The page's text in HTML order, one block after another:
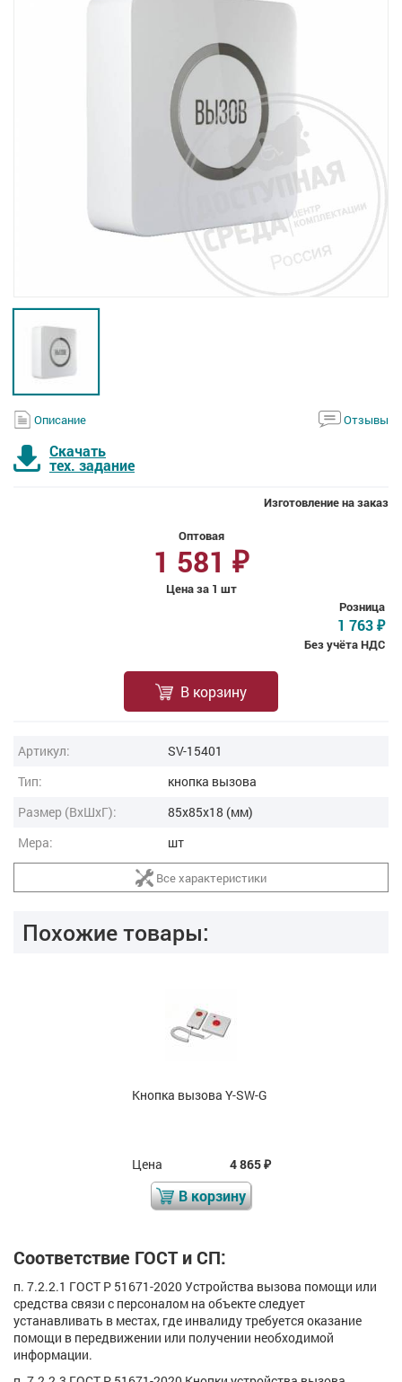
Описание Отзывы
Скачать
тех. задание
Изготовление на заказ
Оптовая
1 581 ₽
Цена за 1 шт
Розница
1 763 ₽
Без учёта НДС
В корзину
Артикул:
SV-15401
Тип:
кнопка вызова
Размер (ВxШxГ):
85x85x18 (мм)
Мера:
шт
Все характеристики
Похожие товары:
Кнопка вызова Y-SW-G
Цена 4 865₽
В корзину
Соответствие ГОСТ и СП:
п. 7.2.2.1 ГОСТ Р 51671-2020 Устройства вызова помощи или
средства связи с персоналом на объекте следует
устанавливать в местах, где инвалиду требуется оказание
помощи в передвижении или получении необходимой
информации.